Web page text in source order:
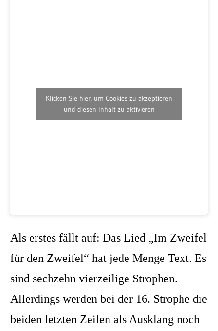
Klicken Sie hier, um Cookies zu akzeptieren
und diesen Inhalt zu aktivieren
Als erstes fällt auf: Das Lied „Im Zweifel
für den Zweifel“ hat jede Menge Text. Es
sind sechzehn vierzeilige Strophen.
Allerdings werden bei der 16. Strophe die
beiden letzten Zeilen als Ausklang noch